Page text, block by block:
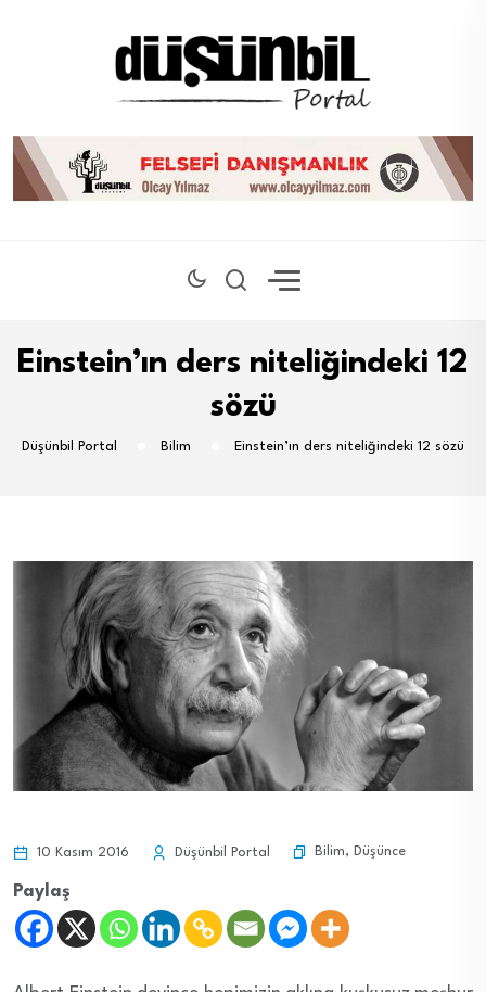
Einstein’ın ders niteliğindeki 12
sözü
Düşünbil Portal Bilim Einstein’ın ders niteliğindeki 12 sözü
10 Kasım 2016 Düşünbil Portal Bilim, Düşünce
Paylaş